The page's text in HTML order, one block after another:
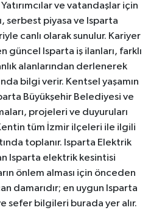
ve vatandaşlar için
serbest piyasa ve Isparta
canlı olarak sunulur. Kariyer
güncel Isparta iş ilanları, farklı
alanlarından derlenerek
bilgi verir. Kentsel yaşamın
Büyükşehir Belediyesi ve
projeleri ve duyuruları
tüm İzmir ilçeleri ile ilgili
toplanır. Isparta Elektrik
Isparta elektrik kesintisi
önlem alması için önceden
damarıdır; en uygun Isparta
sefer bilgileri burada yer alır.